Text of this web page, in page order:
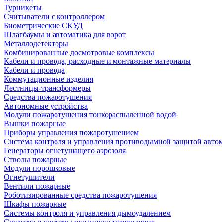
Турникеты
Считыватели с контроллером
Биометрические СКУД
Шлагбаумы и автоматика для ворот
Металлодетекторы
Комбинированные досмотровые комплексы
Кабели и провода, расходные и монтажные материалы
Кабели и провода
Коммутационные изделия
Лестницы-трансформеры
Средства пожаротушения
Автономные устройства
Модули пожаротушения тонкораспыленной водой
Вышки пожарные
Приборы управления пожаротушением
Система контроля и управления противодымной защитой
Генераторы огнетушащего аэрозоля
Стволы пожарные
Модули порошковые
Огнетушители
Вентили пожарные
Роботизированные средства пожаротушения
Шкафы пожарные
Системы контроля и управления дымоудалением